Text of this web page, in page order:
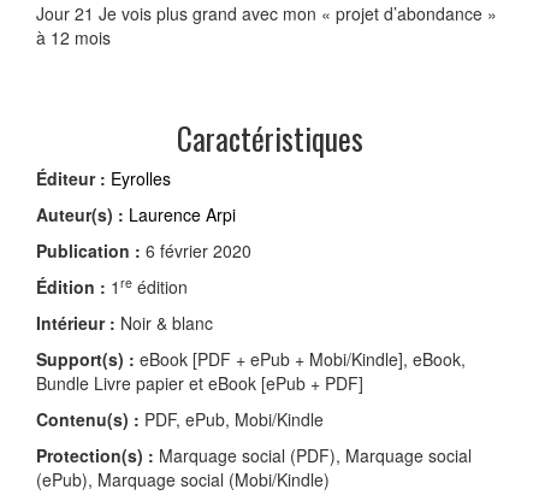
Jour 21 Je vois plus grand avec mon « projet d’abondance »
à 12 mois
Caractéristiques
Éditeur : Eyrolles
Auteur(s) : Laurence Arpi
Publication : 6 février 2020
Édition : 1 re édition
Intérieur : Noir & blanc
Support(s) : eBook [PDF + ePub + Mobi/Kindle], eBook,
Bundle Livre papier et eBook [ePub + PDF]
Contenu(s) : PDF, ePub, Mobi/Kindle
Protection(s) : Marquage social (PDF), Marquage social
(ePub), Marquage social (Mobi/Kindle)